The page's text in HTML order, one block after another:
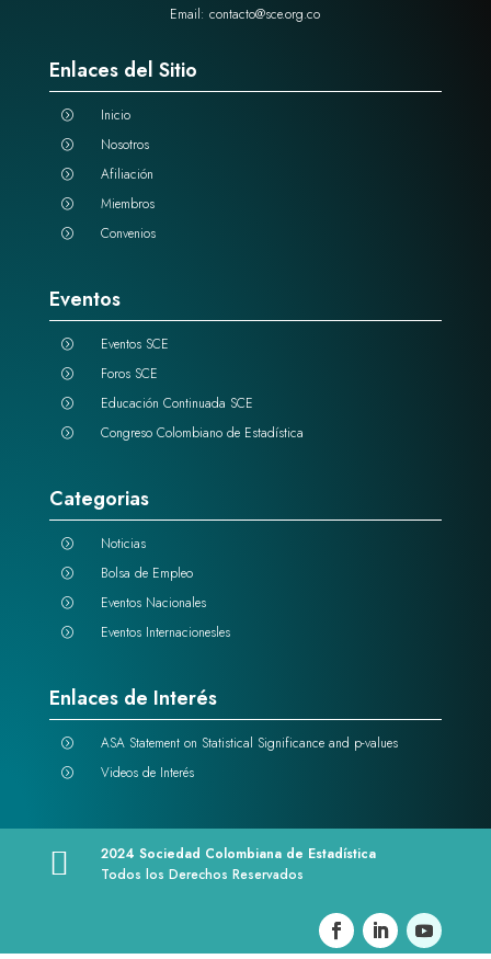
Email: contacto@sce.org.co
Enlaces del Sitio
= Inicio
= Nosotros
= Afiliación
= Miembros
= Convenios
Eventos
= Eventos SCE
= Foros SCE
= Educación Continuada SCE
= Congreso Colombiano de Estadística
Categorias
= Noticias
= Bolsa de Empleo
= Eventos Nacionales
= Eventos Internacionesles
Enlaces de Interés
= ASA Statement on Statistical Significance and p-values
= Videos de Interés

2024 Sociedad Colombiana de Estadística
Todos los Derechos Reservados